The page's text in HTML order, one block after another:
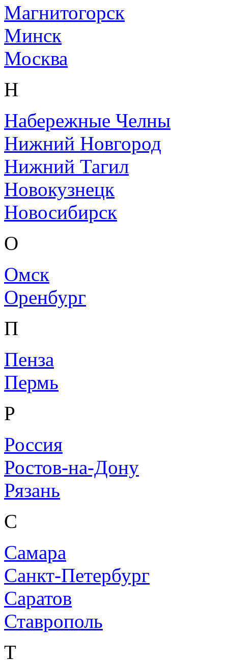
Магнитогорск
Минск
Москва
Н
Набережные Челны
Нижний Новгород
Нижний Тагил
Новокузнецк
Новосибирск
О
Омск
Оренбург
П
Пенза
Пермь
Р
Россия
Ростов-на-Дону
Рязань
С
Самара
Санкт-Петербург
Саратов
Ставрополь
Т